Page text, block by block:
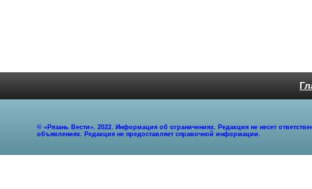
© «Рязань Вести». 2022. Информация об ограничениях. Редакция не несет
объявлениях. Редакция не предоставляет справочной информации.